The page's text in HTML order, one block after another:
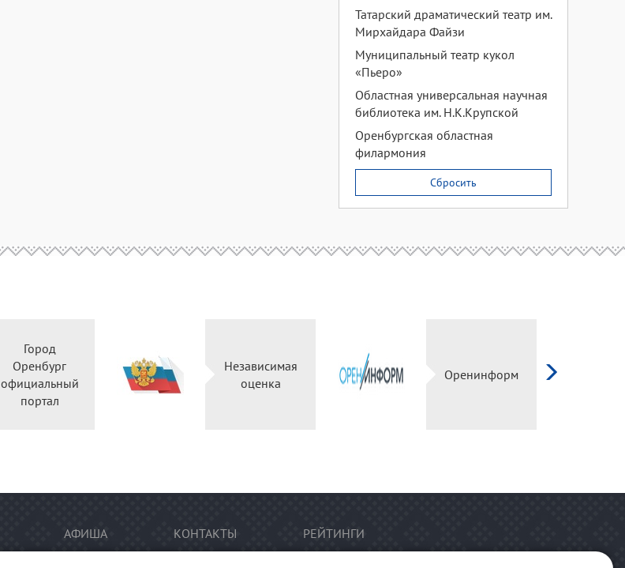
Татарский драматический театр им.
Мирхайдара Файзи
Муниципальный театр кукол
«Пьеро»
Областная универсальная научная
библиотека им. Н.К.Крупской
Оренбургская областная
филармония
Сбросить
Город
Оренбург
официальный
портал
Независимая
оценка
Оренинформ
АФИША КОНТАКТЫ РЕЙТИНГИ